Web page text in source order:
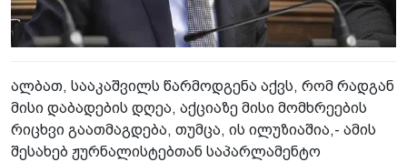
ალბათ, სააკაშვილს წარმოდგენა აქვს, რომ რადგან
მისი დაბადების დღეა, აქციაზე მისი მომხრეების
რიცხვი გაათმაგდება, თუმცა, ის ილუზიაშია,- ამის
შესახებ ჟურნალისტებთან საპარლამენტო